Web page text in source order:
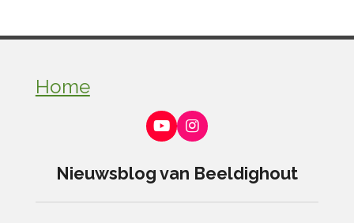
Home
Y
o
T
b
I
n
g
Nieuwsblog van Beeldighout